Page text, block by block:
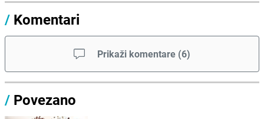
/ Komentari
Prikaži komentare (6)
/ Povezano